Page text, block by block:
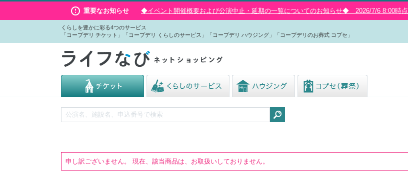
重要なお知らせ ◆イベント開催概要および公演中止・延期の一覧についてのお知らせ◆ 2026/7/6 8:00時点
くらしを豊かに彩る4つのサービス
「コープデリ チケット」「コープデリ くらしのサービス」「コープデリ ハウジング」「コープデリのお葬式 コプセ」
申し訳ございません。 現在、該当商品は、お取扱いしておりません。